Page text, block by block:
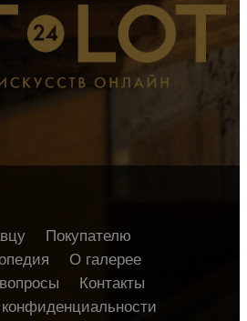
Покупателю
О галерее
Контакты